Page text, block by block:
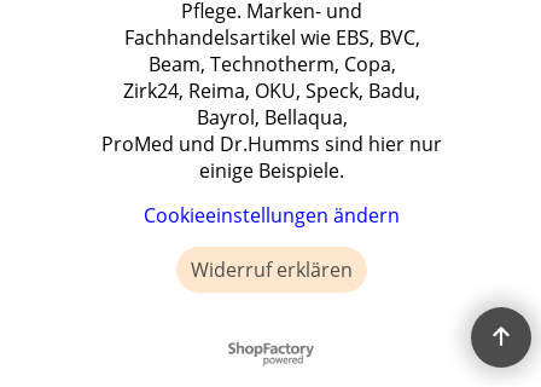
Pflege. Marken- und
Fachhandelsartikel wie EBS, BVC,
Beam, Technotherm, Copa,
Zirk24, Reima, OKU, Speck, Badu,
Bayrol, Bellaqua,
ProMed und Dr.Humms sind hier nur
einige Beispiele.
Cookieeinstellungen ändern
Widerruf erklären
WebShop erstellt mit ShopFactory Shop Software.